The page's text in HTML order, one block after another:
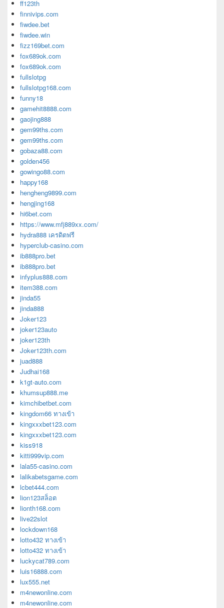
ff123th
finnivips.com
fiwdee.bet
fiwdee.win
fizz169bet.com
fox689ok.com
fox689ok.com
fullslotpg
fullslotpg168.com
funny18
gamehit8888.com
gaojing888
gem99ths.com
gem99ths.com
gobaza88.com
golden456
gowingo88.com
happy168
hengheng9899.com
hengjing168
hi6bet.com
https://www.mfj889xx.com/
hydra888 เครดิตฟรี
hyperclub-casino.com
ib888pro.bet
ib888pro.bet
infyplus888.com
item388.com
jinda55
jinda888
Joker123
joker123auto
joker123th
Joker123th.com
juad888
Judhai168
k1gt-auto.com
khumsup888.me
kimchibetbet.com
kingdom66 ทางเข้า
kingxxxbet123.com
kingxxxbet123.com
kiss918
kitti999vip.com
lala55-casino.com
lalikabetsgame.com
lcbet444.com
lion123สล็อต
lionth168.com
live22slot
lockdown168
lotto432 ทางเข้า
lotto432 ทางเข้า
luckycat789.com
luis16888.com
lux555.net
m4newonline.com
m4newonline.com